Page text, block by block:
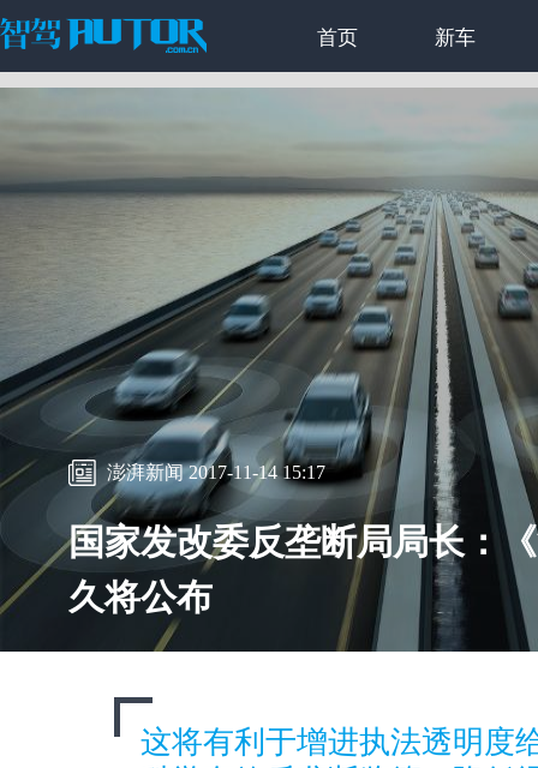
首页 新车
澎湃新闻2017-11-14 15:17
国家发改委反垄断局局长：
久将公布
这将有利于增进执法透明度